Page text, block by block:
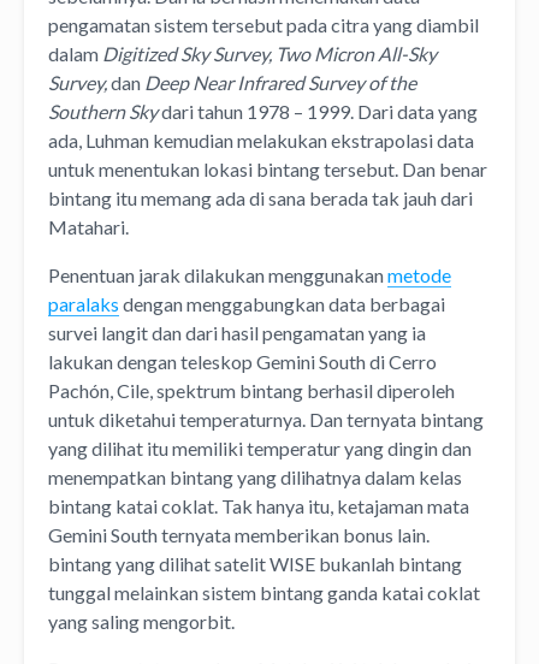
pengamatan sistem tersebut pada citra yang diambil
dalam Digitized Sky Survey, Two Micron All-Sky
Survey,dan Deep Near Infrared Survey of the
Southern Skydari tahun 1978 – 1999. Dari data yang
ada, Luhman kemudian melakukan ekstrapolasi data
untuk menentukan lokasi bintang tersebut. Dan benar
bintang itu memang ada di sana berada tak jauh dari
Matahari.
Penentuan jarak dilakukan menggunakanmetode
paralaks dengan menggabungkan data berbagai
survei langit dan dari hasil pengamatan yang ia
lakukan dengan teleskop Gemini South di Cerro
Pachón, Cile, spektrum bintang berhasil diperoleh
untuk diketahui temperaturnya. Dan ternyata bintang
yang dilihat itu memiliki temperatur yang dingin dan
menempatkan bintang yang dilihatnya dalam kelas
bintang katai coklat. Tak hanya itu, ketajaman mata
Gemini South ternyata memberikan bonus lain.
bintang yang dilihat satelit WISE bukanlah bintang
tunggal melainkan sistem bintang ganda katai coklat
yang saling mengorbit.